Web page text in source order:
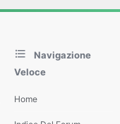
Navigazione
Veloce
Home